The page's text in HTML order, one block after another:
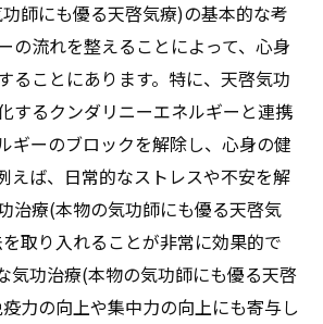
本物の気功師にも優る天啓気療)を
クラを調整する方法
取れた生活を実現する気功治療
功師にも優る天啓気療)とチャクラ
療や療法で活性化するクンダリ
クラエネルギーバランスを維持
の日常的な練習
を目指した気功治療(本物の気功
師にも優る天啓気療)の基本的な考
の流れを整えることによって、心身
ることにあります。特に、天啓気功
するクンダリニーエネルギーと連携
ギーのブロックを解除し、心身の健
えば、日常的なストレスや不安を解
治療(本物の気功師にも優る天啓気
取り入れることが非常に効果的で
気功治療(本物の気功師にも優る天啓
力の向上や集中力の向上にも寄与し